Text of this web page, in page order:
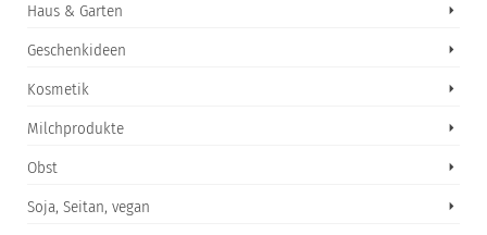
Haus & Garten
Geschenkideen
Kosmetik
Milchprodukte
Obst
Soja, Seitan, vegan